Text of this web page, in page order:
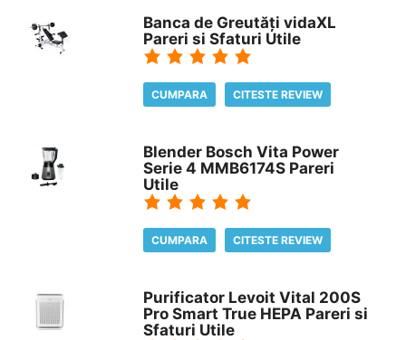
Banca de Greutăți vidaXL
Pareri si Sfaturi Utile
CUMPARA CITESTE REVIEW
Blender Bosch Vita Power
Serie 4 MMB6174S Pareri
Utile
CUMPARA CITESTE REVIEW
Purificator Levoit Vital 200S
Pro Smart True HEPA Pareri si
Sfaturi Utile